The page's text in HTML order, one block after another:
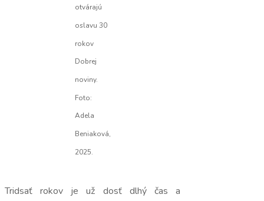
otvárajú
oslavu 30
rokov
Dobrej
noviny.
Foto:
Adela
Beniaková,
2025.
Tridsať rokov je už dosť dlhý čas a